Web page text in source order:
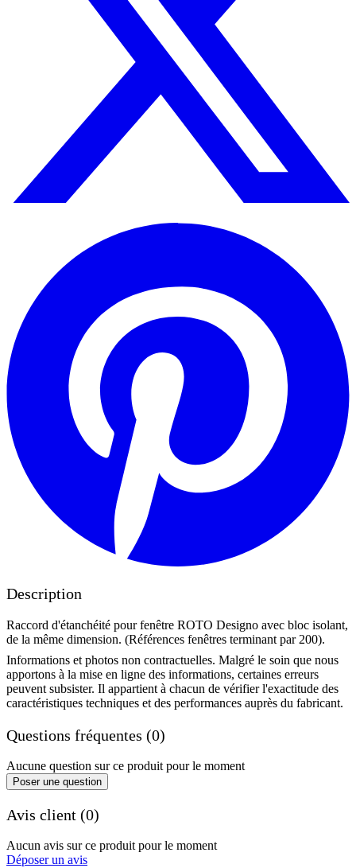
Description
Raccord d'étanchéité pour fenêtre ROTO Designo avec bloc isolant,
de la même dimension. (Références fenêtres terminant par 200).
Informations et photos non contractuelles. Malgré le soin que nous
apportons à la mise en ligne des informations, certaines erreurs
peuvent subsister. Il appartient à chacun de vérifier l'exactitude des
caractéristiques techniques et des performances auprès du fabricant.
Questions fréquentes (0)
Aucune question sur ce produit pour le moment
Poser une question
Avis client (0)
Aucun avis sur ce produit pour le moment
Déposer un avis